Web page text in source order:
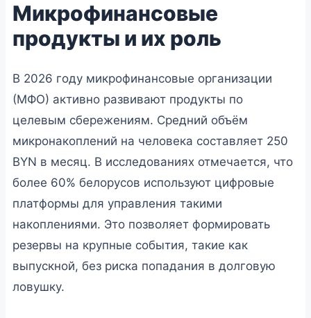
Микрофинансовые
продукты и их роль
В 2026 году микрофинансовые организации
(МФО) активно развивают продукты по
целевым сбережениям. Средний объём
микронакоплений на человека составляет 250
BYN в месяц. В исследованиях отмечается, что
более 60% белорусов используют цифровые
платформы для управления такими
накоплениями. Это позволяет формировать
резервы на крупные события, такие как
выпускной, без риска попадания в долговую
ловушку.